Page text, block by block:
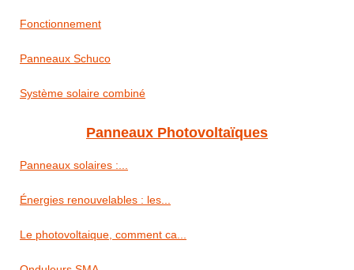
Fonctionnement
Panneaux Schuco
Système solaire combiné
Panneaux Photovoltaïques
Panneaux solaires :...
Énergies renouvelables : les...
Le photovoltaique, comment ca...